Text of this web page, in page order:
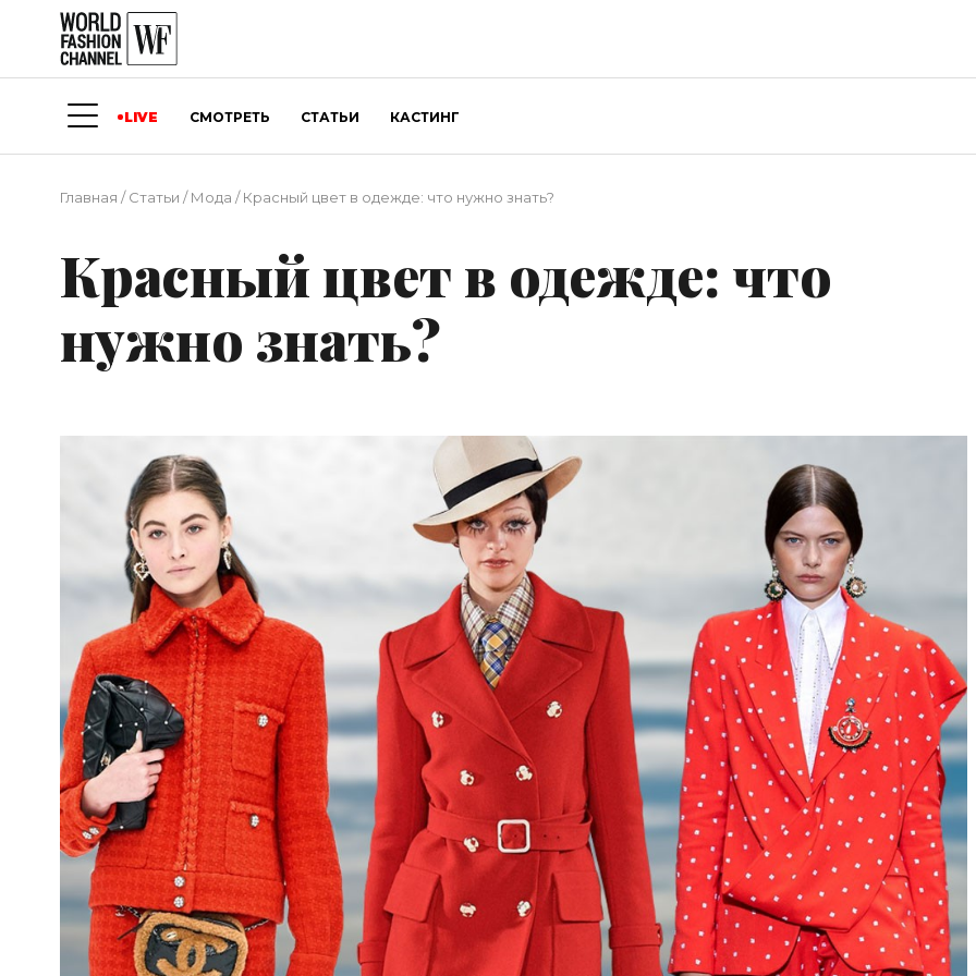
LIVE СМОТРЕТЬ СТАТЬИ КАСТИНГ
Главная /Статьи /Мода /Красный цвет в одежде: что нужно знать?
Красный цвет в одежде: что
нужно знать?